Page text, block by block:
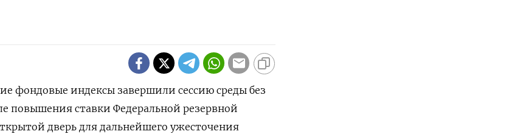
фондовые индексы завершили сессию среды без
повышения ставки Федеральной резервной
дверь для дальнейшего ужесточения